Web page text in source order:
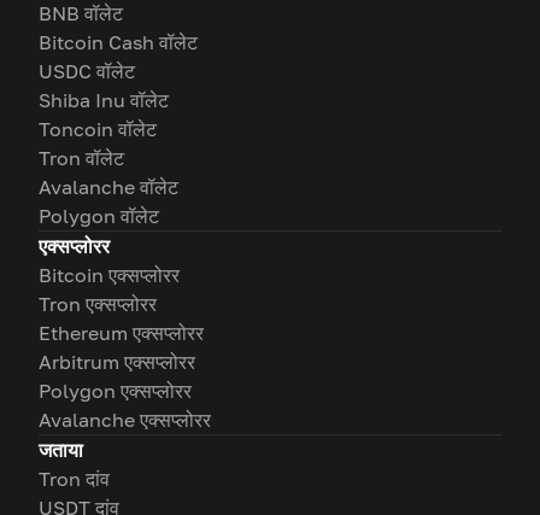
BNB वॉलेट
Bitcoin Cash वॉलेट
USDC वॉलेट
Shiba Inu वॉलेट
Toncoin वॉलेट
Tron वॉलेट
Avalanche वॉलेट
Polygon वॉलेट
एक्सप्लोरर
Bitcoin एक्सप्लोरर
Tron एक्सप्लोरर
Ethereum एक्सप्लोरर
Arbitrum एक्सप्लोरर
Polygon एक्सप्लोरर
Avalanche एक्सप्लोरर
जताया
Tron दांव
USDT दांव